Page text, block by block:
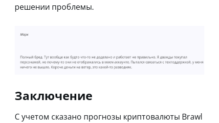
решении проблемы.
Заключение
С учетом сказано прогнозы криптовалюты Brawl